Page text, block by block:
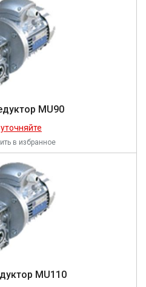
MU90
в избранное
MU110